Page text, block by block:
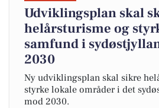
Udviklingsplan skal
helårsturisme og
samfund i
2030
Ny udviklingsplan skal sikre
styrke lokale områder i det
mod 2030.